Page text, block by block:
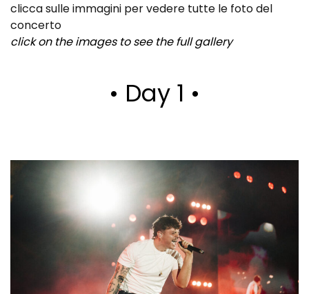
clicca sulle immagini per vedere tutte le foto del
concerto
click on the images to see the full gallery
• Day 1 •